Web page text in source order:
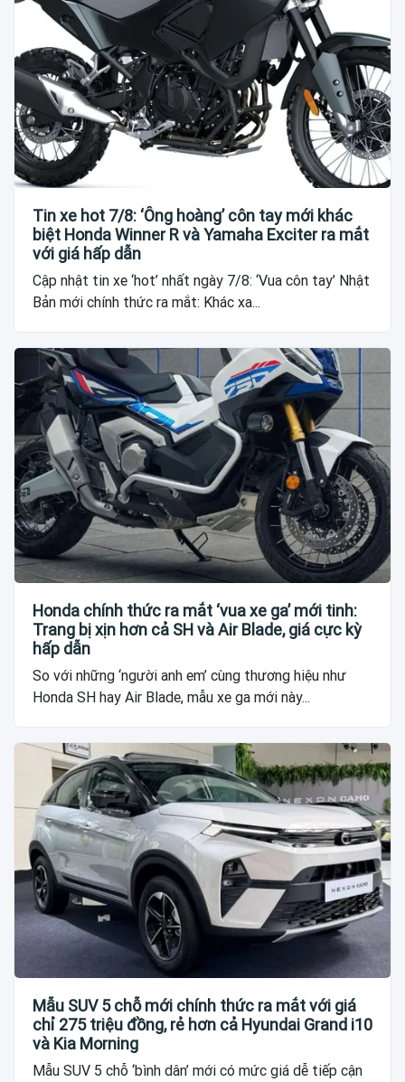
Tin xe hot 7/8: ‘Ông hoàng’ côn tay mới khác
biệt Honda Winner R và Yamaha Exciter ra mắt
với giá hấp dẫn
Cập nhật tin xe ‘hot’ nhất ngày 7/8: ‘Vua côn tay’ Nhật
Bản mới chính thức ra mắt: Khác xa...
Honda chính thức ra mắt ‘vua xe ga’ mới tinh:
Trang bị xịn hơn cả SH và Air Blade, giá cực kỳ
hấp dẫn
So với những ‘người anh em’ cùng thương hiệu như
Honda SH hay Air Blade, mẫu xe ga mới này...
Mẫu SUV 5 chỗ mới chính thức ra mắt với giá
chỉ 275 triệu đồng, rẻ hơn cả Hyundai Grand i10
và Kia Morning
Mẫu SUV 5 chỗ ‘bình dân’ mới có mức giá dễ tiếp cận